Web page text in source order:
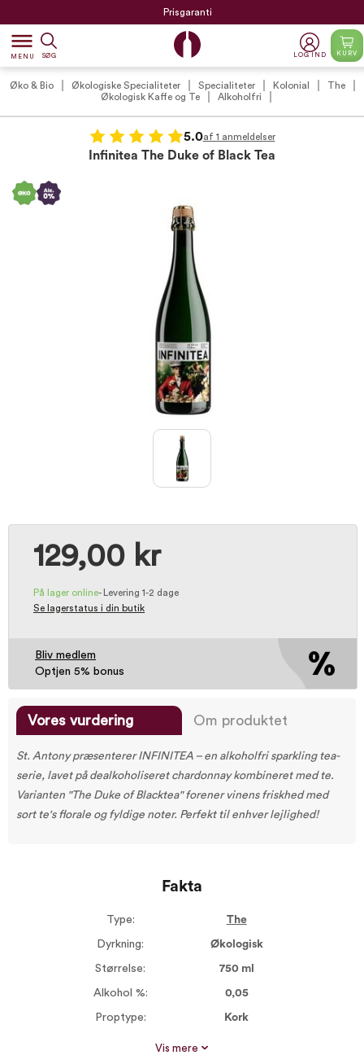
Prisgaranti
dehaze
MENU SØG LOG IND KURV
Øko & Bio Økologiske Specialiteter Specialiteter Kolonial
The
Økologisk Kaffe og Te
Alkoholfri
5.0af 1 anmeldelser
Infinitea The Duke of Black Tea
129,00 kr
På lager online-
Levering 1-2 dage
Se lagerstatus i din butik
Bliv medlem
Optjen 5% bonus
Vores vurdering Om produktet
St. Antony præsenterer INFINITEA – en alkoholfri sparkling tea-
serie, lavet på dealkoholiseret chardonnay kombineret med te.
Varianten "The Duke of Blacktea" forener vinens friskhed med
sort te's florale og fyldige noter. Perfekt til enhver lejlighed!
Fakta
Type: The
Dyrkning: Økologisk
Størrelse: 750 ml
Alkohol %: 0,05
Proptype: Kork
Serveres ved:
Vis mere